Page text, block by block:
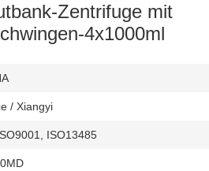
Zentrifuge mit
4x1000ml
/ Xiangyi
ISO13485